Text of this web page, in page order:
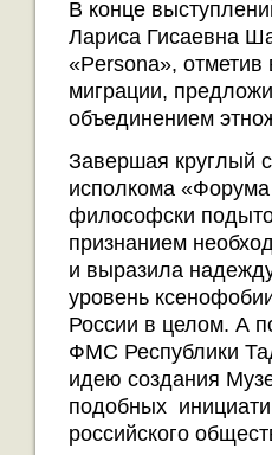
В конце
Лариса Гисаевна
«Persona»,
миграции,
объединением
Завершая круглый
исполкома «Форума
философски
признанием
и выразила
уровень
России в целом. А
ФМС Республики
идею создания
подобных
российского